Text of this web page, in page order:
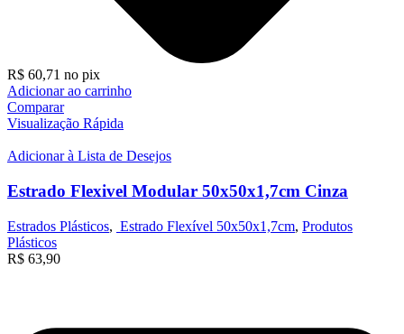
R$ 60,71 no pix
Adicionar ao carrinho
Comparar
Visualização Rápida
Adicionar à Lista de Desejos
Estrado Flexivel Modular 50x50x1,7cm Cinza
Estrados Plásticos, Estrado Flexível 50x50x1,7cm, Produtos
Plásticos
R$ 63,90